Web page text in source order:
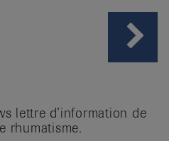
lettre d’information de
rhumatisme.